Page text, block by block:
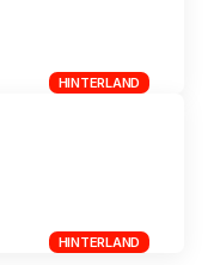
HINTERLAND
HINTERLAND